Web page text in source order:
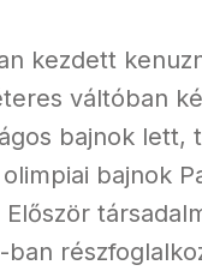
kezdett
váltóban
bajnok
bajnok
ban